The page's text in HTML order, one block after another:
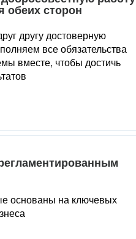
обеих сторон
другу достоверную
все обязательства
вместе, чтобы достичь
основаны на ключевых